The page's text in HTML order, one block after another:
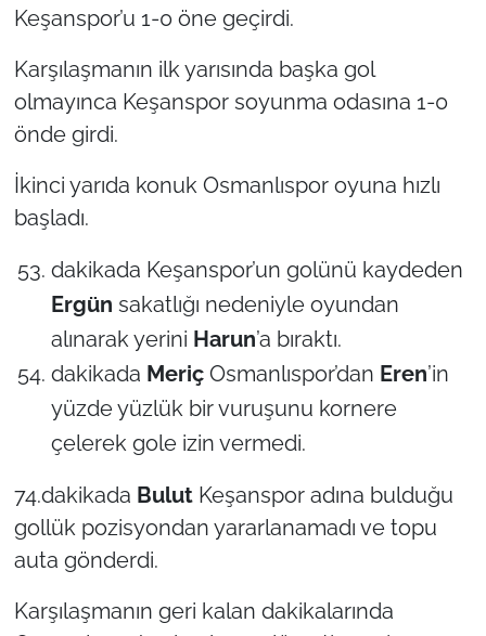
Keşanspor’u 1-0 öne geçirdi.
Karşılaşmanın ilk yarısında başka gol
olmayınca Keşanspor soyunma odasına 1-0
önde girdi.
İkinci yarıda konuk Osmanlıspor oyuna hızlı
başladı.
dakikada Keşanspor’un golünü kaydeden
Ergün sakatlığı nedeniyle oyundan
alınarak yerini Harun’a bıraktı.
dakikada MeriçOsmanlıspor’dan Eren’in
yüzde yüzlük bir vuruşunu kornere
çelerek gole izin vermedi.
74.dakikada BulutKeşanspor adına bulduğu
gollük pozisyondan yararlanamadı ve topu
auta gönderdi.
Karşılaşmanın geri kalan dakikalarında